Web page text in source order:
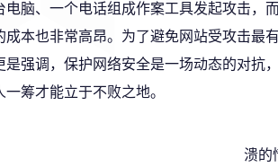
电脑、一个电话组成作案工具发起攻击，
成本也非常高昂。为了避免网站受攻击最
是强调，保护网络安全是一场动态的对抗
一筹才能立于不败之地。
溃的